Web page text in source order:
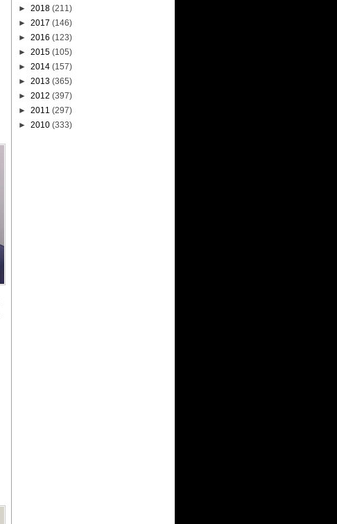
► 2018 (211)
► 2017 (146)
► 2016 (123)
► 2015 (105)
► 2014 (157)
► 2013 (365)
► 2012 (397)
► 2011 (297)
► 2010 (333)